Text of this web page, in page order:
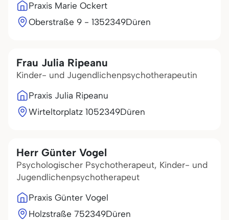
Praxis Marie Ockert
Oberstraße 9 - 1352349Düren
Frau Julia Ripeanu
Kinder- und Jugendlichenpsychotherapeutin
Praxis Julia Ripeanu
Wirteltorplatz 1052349Düren
Herr Günter Vogel
Psychologischer Psychotherapeut, Kinder- und
Jugendlichenpsychotherapeut
Praxis Günter Vogel
Holzstraße 752349Düren